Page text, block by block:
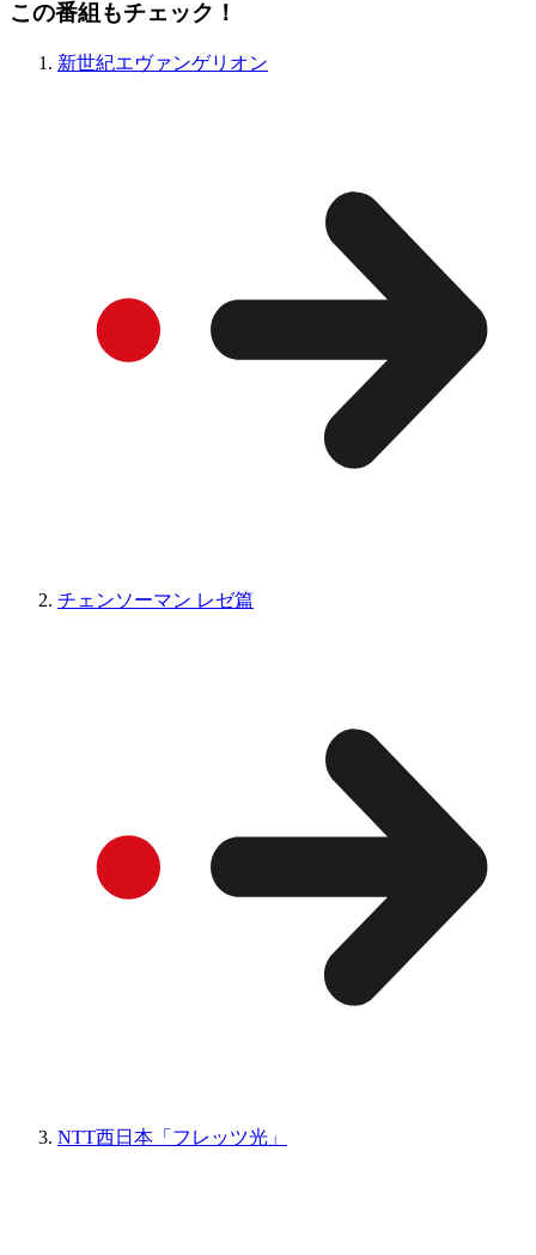
この番組もチェック！
新世紀エヴァンゲリオン
チェンソーマン レゼ篇
NTT西日本「フレッツ光」